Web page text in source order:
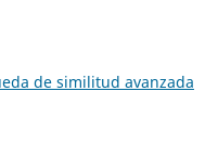
de similitud avanzada